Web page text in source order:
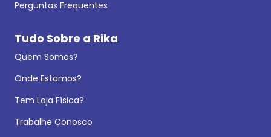
Perguntas Frequentes
Tudo Sobre a Rika
Quem Somos?
Onde Estamos?
Tem Loja Física?
Trabalhe Conosco